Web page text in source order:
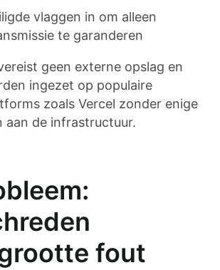
vlaggen in om alleen
te garanderen
geen externe opslag en
ingezet op populaire
zoals Vercel zonder enige
aan de infrastructuur.
fout